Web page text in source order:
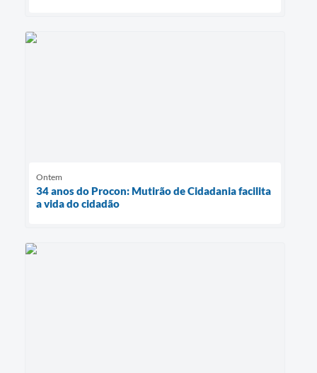
Ontem
34 anos do Procon: Mutirão de Cidadania facilita
a vida do cidadão